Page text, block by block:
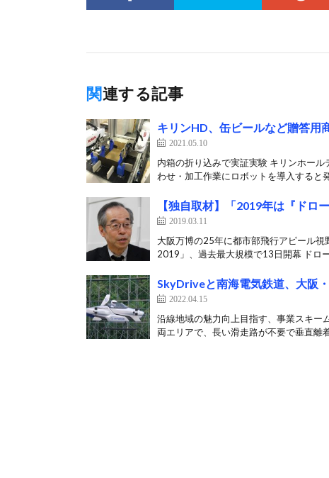
関連する記事
キリンHD、缶ビールなど贈答用
2021.05.10
内箱の折り込みで実証実験 キリンホー
わせ・加工作業にロボットを導入すると
【独自取材】「2019年は『ドロ
2019.03.11
大阪万博の25年に都市部飛行アピール
2019」、過去最大規模で13日開幕 ドロ
SkyDriveと南海電気鉄道、大阪
2022.04.15
沿線地域の魅力向上目指す、事業スキー
両エリアで、長い滑走路が不要で垂直離